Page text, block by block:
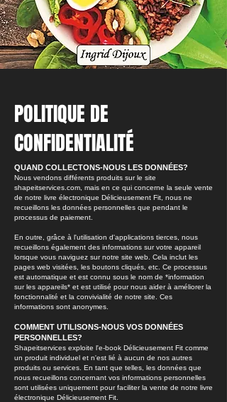
POLITIQUE DE
CONFIDENTIALITÉ
QUAND COLLECTONS-NOUS LES DONNÉES?
Nous vendons différents produits sur le site
shapeitservices.com, mais en ce qui concerne la seule vente
de notre livre électronique Délicieusement Fit, nous ne
recueillons les données personnelles que pendant le
processus de paiement.
En outre, grâce à l'utilisation d'applications tierces, nous
recueillons également des informations sur votre appareil
lorsque vous naviguez sur notre site web. Cela inclut les
pages web visitées, les boutons cliqués, etc. Ce processus
est automatique et est connu sous le nom de *information
sur les appareils* et est utilisé pour nous aider à améliorer la
fonctionnalité et la convivialité de notre site. Ces
informations sont anonymes.
COMMENT UTILISONS-NOUS VOS DONNÉES
PERSONNELLES?
Shapeitservices exploite l'e-book Délicieusement Fit comme
un produit individuel et n'est lié à aucun de nos autres
produits ou services. En tant que telles, les données que
nous recueillons concernant vos informations personnelles
sont utilisées uniquement pour faciliter la vente de notre livre
électronique Délicieusement Fit.